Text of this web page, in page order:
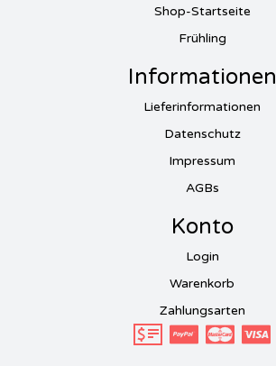
Shop-Startseite
Frühling
Informationen
Lieferinformationen
Datenschutz
Impressum
AGBs
Konto
Login
Warenkorb
Zahlungsarten